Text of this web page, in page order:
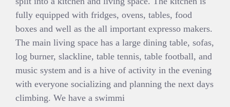
fully equipped with fridges, ovens, tables, food
boxes and well as the all important expresso makers.
The main living space has a large dining table, sofas,
log burner, slackline, table tennis, table football, and
music system and is a hive of activity in the evening
with everyone socializing and planning the next days
climbing. We have a swimmi